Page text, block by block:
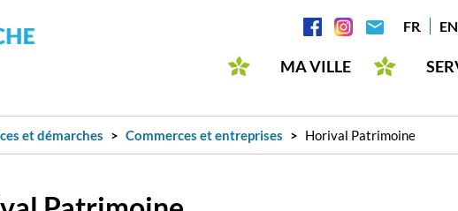
contenu
principal
Réseaux
sociaux
MA VILLE
et démarches Commerces et entreprises Horival Patrimoine